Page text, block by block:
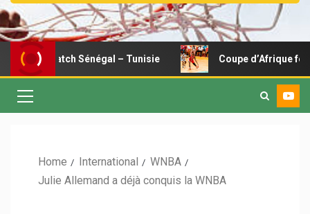
Sénégal – Tunisie Coupe d’Afrique féminine
Home International
WNBA
Julie Allemand a déjà conquis la WNBA